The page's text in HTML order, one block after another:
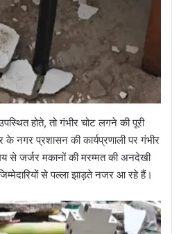
होते, तो गंभीर चोट लगने की पूरी
नगर प्रशासन की कार्यप्रणाली पर गंभीर
से जर्जर मकानों की मरम्मत की अनदेखी
से पल्ला झाड़ते नजर आ रहे हैं।